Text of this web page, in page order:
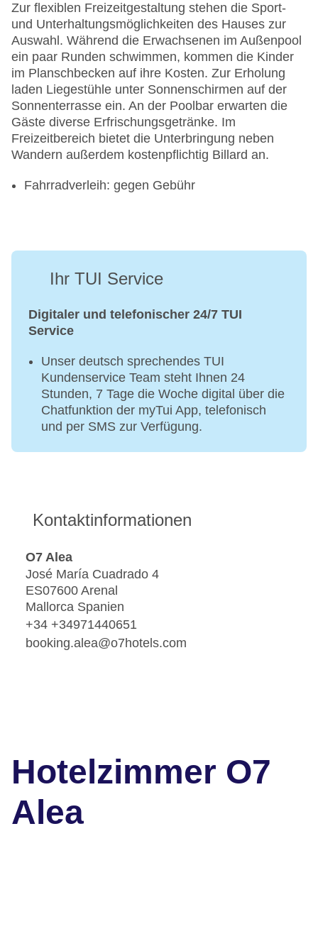
Zur flexiblen Freizeitgestaltung stehen die Sport-
und Unterhaltungsmöglichkeiten des Hauses zur
Auswahl. Während die Erwachsenen im Außenpool
ein paar Runden schwimmen, kommen die Kinder
im Planschbecken auf ihre Kosten. Zur Erholung
laden Liegestühle unter Sonnenschirmen auf der
Sonnenterrasse ein. An der Poolbar erwarten die
Gäste diverse Erfrischungsgetränke. Im
Freizeitbereich bietet die Unterbringung neben
Wandern außerdem kostenpflichtig Billard an.
Fahrradverleih: gegen Gebühr
Ihr TUI Service
Digitaler und telefonischer 24/7 TUI
Service
Unser deutsch sprechendes TUI
Kundenservice Team steht Ihnen 24
Stunden, 7 Tage die Woche digital über die
Chatfunktion der myTui App, telefonisch
und per SMS zur Verfügung.
Kontaktinformationen
O7 Alea
José María Cuadrado 4
ES07600 Arenal
Mallorca Spanien
+34 +34971440651
booking.alea@o7hotels.com
Hotelzimmer O7
Alea